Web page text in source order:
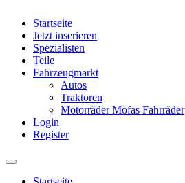
Startseite
Jetzt inserieren
Spezialisten
Teile
Fahrzeugmarkt
Autos
Traktoren
Motorräder Mofas Fahrräder
Login
Register